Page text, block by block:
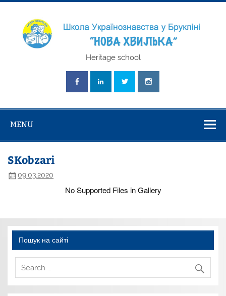
Skip
"Нова
Heritage school
MENU
SKobzari
09.03.2020
No Supported Files in Gallery
Пошук на сайті